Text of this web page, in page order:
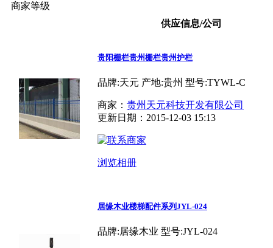
商家等级
供应信息/公司
贵阳栅栏贵州栅栏贵州护栏
品牌:天元 产地:贵州 型号:TYWL-C
商家： 贵州天元科技开发有限公司
更新日期：2015-12-03 15:13
浏览相册
居缘木业楼梯配件系列JYL-024
品牌:居缘木业 型号:JYL-024